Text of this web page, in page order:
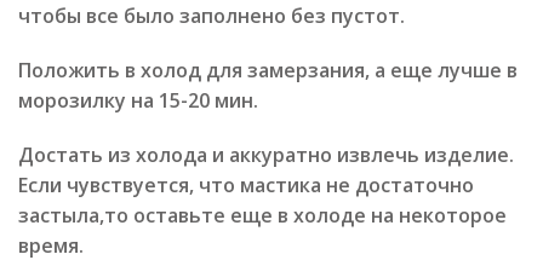
чтобы все было заполнено без пустот.
Положить в холод для замерзания, а еще лучше в
морозилку на 15-20 мин.
Достать из холода и аккуратно извлечь изделие.
Если чувствуется, что мастика не достаточно
застыла,то оставьте еще в холоде на некоторое
время.